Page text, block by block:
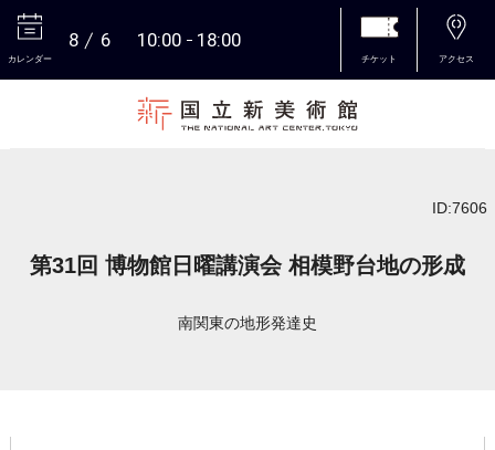
カレンダー
8 6 10:00 18:00
チケット アクセス
ID:7606
第31回 博物館日曜講演会 相模野台地の形成
南関東の地形発達史